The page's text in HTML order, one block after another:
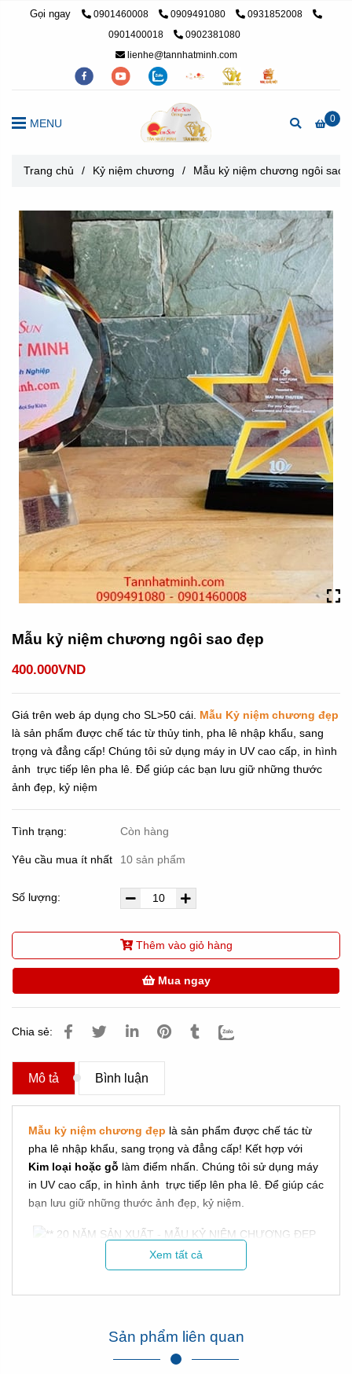
Gọi ngay 0901460008 0909491080
0931852008
0901400018
0902381080
lienhe@tannhatminh.com
0
MENU
Trang chủ / Kỷ niệm chương / Mẫu kỷ niệm chương ngôi sao
Mẫu kỷ niệm chương ngôi sao đẹp
400.000VND
Giá trên web áp dụng cho SL>50 cái. Mẫu Kỷ niệm chương đẹp
là sản phẩm được chế tác từ thủy tinh, pha lê nhập khẩu, sang
trọng và đẳng cấp! Chúng tôi sử dụng máy in UV cao cấp, in hình
ảnh trực tiếp lên pha lê. Để giúp các bạn lưu giữ những thước
ảnh đẹp, kỷ niệm
Tình trạng: Còn hàng
Yêu cầu mua ít nhất 10 sản phẩm
Số lượng:
Thêm vào giỏ hàng
Mua ngay
Chia sẻ:
Mô tả Bình luận
Mẫu kỷ niệm chương đẹp là sản phẩm được chế tác từ
pha lê nhập khẩu, sang trọng và đẳng cấp! Kết hợp với
Kim loại hoặc gỗ làm điểm nhấn. Chúng tôi sử dụng máy
in UV cao cấp, in hình ảnh trực tiếp lên pha lê. Để giúp các
bạn lưu giữ những thước ảnh đẹp, kỷ niệm.
Xem tất cả
Sản phẩm liên quan